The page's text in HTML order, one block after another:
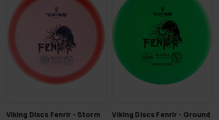
Viking Discs Fenrir - Storm Viking Discs Fenrir - Ground